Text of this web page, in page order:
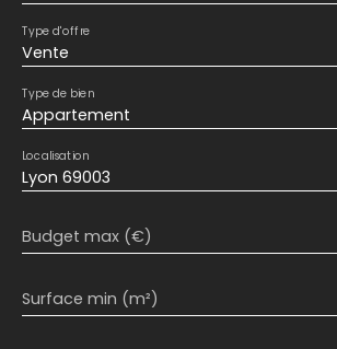
Vente
Type d'offre
Appartement
Type de bien
Lyon 69003
Localisation
Budget max (€)
Surface min (m²)